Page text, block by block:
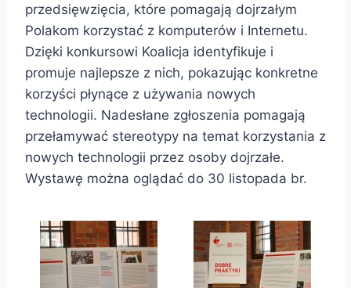
przedsięwzięcia, które pomagają dojrzałym
Polakom korzystać z komputerów i Internetu.
Dzięki konkursowi Koalicja identyfikuje i
promuje najlepsze z nich, pokazując konkretne
korzyści płynące z używania nowych
technologii. Nadesłane zgłoszenia pomagają
przełamywać stereotypy na temat korzystania z
nowych technologii przez osoby dojrzałe.
Wystawę można oglądać do 30 listopada br.